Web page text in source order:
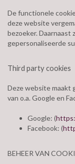
De functionele
deze website
bezoeker. Daarnaast
gepersonaliseerde
Third party cookies
Deze website maakt
van o.a. Google en
Google: (
Facebook: (
BEHEER VAN